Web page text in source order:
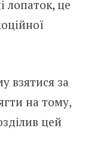
лопаток, це
взятися за
на тому,
цей